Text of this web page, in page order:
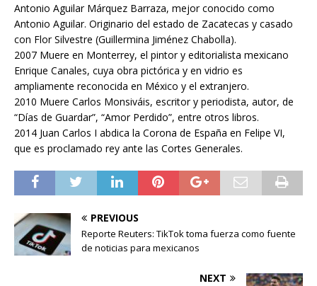
Antonio Aguilar Márquez Barraza, mejor conocido como
Antonio Aguilar. Originario del estado de Zacatecas y casado
con Flor Silvestre (Guillermina Jiménez Chabolla).
2007 Muere en Monterrey, el pintor y editorialista mexicano
Enrique Canales, cuya obra pictórica y en vidrio es
ampliamente reconocida en México y el extranjero.
2010 Muere Carlos Monsiváis, escritor y periodista, autor, de
“Días de Guardar”, “Amor Perdido”, entre otros libros.
2014 Juan Carlos I abdica la Corona de España en Felipe VI,
que es proclamado rey ante las Cortes Generales.
PREVIOUS
Reporte Reuters: TikTok toma fuerza como fuente
de noticias para mexicanos
NEXT